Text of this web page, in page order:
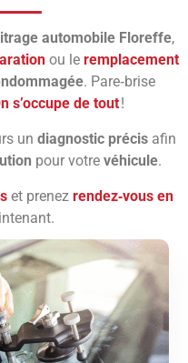
automobile Floreffe,
ou le remplacement
. Pare‑brise
s’occupe de tout!
un diagnostic précis afin
pour votre véhicule.
et prenez rendez‑vous en